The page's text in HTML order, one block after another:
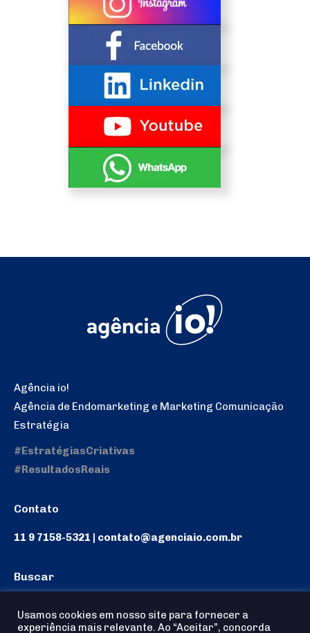
Agência io!
Agência de Endomarketing e Marketing Comunicação
Estratégia
#EstratégiasCriativas
#ResultadosReais
Contato
11 9 7158-5321 | contato@agenciaio.com.br
Buscar
Usamos cookies em nosso site para fornecer a
experiência mais relevante. Ao “Aceitar”, concorda